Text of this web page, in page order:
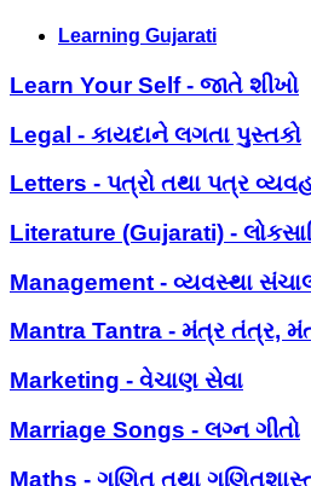
Learning Gujarati
Learn Your Self - જાતે શીખો
Legal - કાયદાને લગતા પુસ્તકો
Letters - પત્રો તથા પત્ર
Literature (Gujarati) -
Management - વ્યવસ્થા
Mantra Tantra - મંત્ર તંત્ર,
Marketing - વેચાણ સેવા
Marriage Songs - લગ્ન ગીતો
Maths - ગણિત તથા